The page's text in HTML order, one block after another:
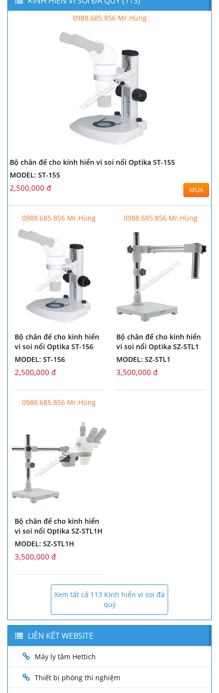
0988.685.856 Mr.Hùng
Bộ chân đế cho kính hiển vi soi nổi Optika ST-155
MODEL: ST-155
2,500,000 đ MUA
0988.685.856 Mr.Hùng
Bộ chân đế cho kính hiển
vi soi nổi Optika ST-156
MODEL: ST-156
2,500,000 đ
0988.685.856 Mr.Hùng
Bộ chân đế cho kính hiển
vi soi nổi Optika SZ-STL1
MODEL: SZ-STL1
3,500,000 đ
0988.685.856 Mr.Hùng
Bộ chân đế cho kính hiển
vi soi nổi Optika SZ-STL1H
MODEL: SZ-STL1H
3,500,000 đ
Xem tất cả 113 Kính hiển vi soi đá
quý
LIÊN KẾT WEBSITE
Máy ly tâm Hettich
Thiết bị phòng thí nghiệm